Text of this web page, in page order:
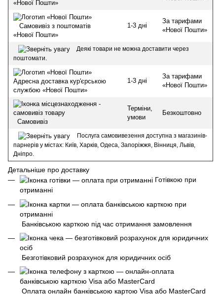
«Нової Пошти»
Самовивіз з поштоматів
«Нової Пошти»
1-3 дні
За тарифами
«Нової Пошти»
Деякі товари не можна доставити через
поштомати.
Адресна доставка кур'єрською
службою «Нової Пошти»
1-3 дні
За тарифами
«Нової Пошти»
Самовивіз
Терміни,
умови
Безкоштовно
Послуга самовивезення доступна з магазинів-
парнерів у містах: Київ, Харків, Одеса, Запоріжжя, Вінниця, Львів,
Дніпро.
Детальніше про доставку
Готівкою при
отриманні
Банківською карткою під час отримання замовлення
Безготівковий розрахунок для юридичних осіб
Оплата онлайн банківською картою Visa або MasterCard